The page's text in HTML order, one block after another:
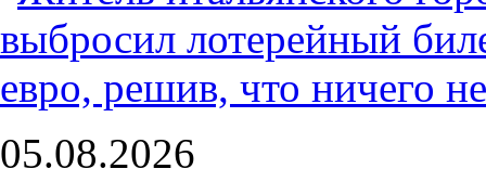
05.08.2026